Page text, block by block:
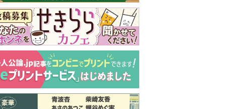
実家の処分から終
の棲家までどうす
る？60代からの家
モンダイ
最新号
バックナンバー